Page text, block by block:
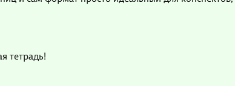
тетрадь!